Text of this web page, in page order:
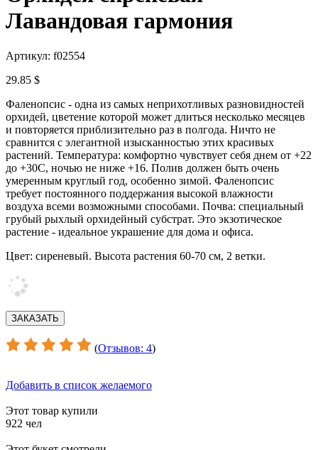
Лавандовая гармония
Артикул: f02554
29.85 $
Фаленопсис - одна из самых неприхотливых разновидностей
орхидей, цветение которой может длиться несколько месяцев
и повторяется приблизительно раз в полгода. Ничто не
сравнится с элегантной изысканностью этих красивых
растений. Температура: комфортно чувствует себя днем от +22
до +30С, ночью не ниже +16. Полив должен быть очень
умеренным круглый год, особенно зимой. Фаленопсис
требует постоянного поддержания высокой влажности
воздуха всеми возможными способами. Почва: специальный
грубый рыхлый орхидейный субстрат. Это экзотическое
растение - идеальное украшение для дома и офиса.
Цвет: сиреневый. Высота растения 60-70 см, 2 ветки.
(Отзывов: 4)
Добавить в список желаемого
Этот товар купили
922 чел